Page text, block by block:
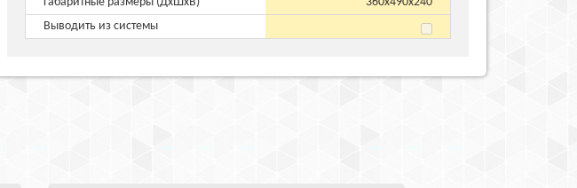
Выводить из системы